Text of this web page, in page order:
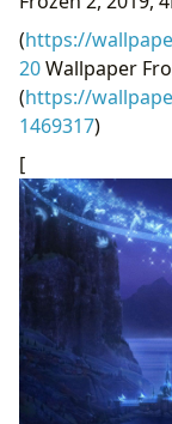
(https://
20Wallpaper
(https://
1469317)
[